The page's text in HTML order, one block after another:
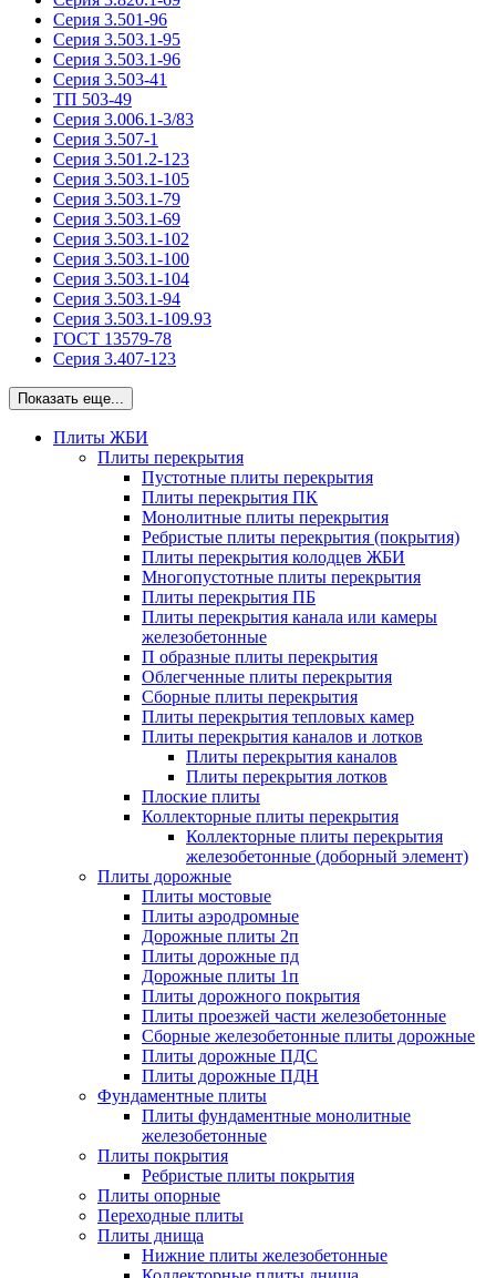
Серия 3.501-96
Серия 3.503.1-95
Серия 3.503.1-96
Серия 3.503-41
ТП 503-49
Серия 3.006.1-3/83
Серия 3.507-1
Серия 3.501.2-123
Серия 3.503.1-105
Серия 3.503.1-79
Серия 3.503.1-69
Серия 3.503.1-102
Серия 3.503.1-100
Серия 3.503.1-104
Серия 3.503.1-94
Серия 3.503.1-109.93
ГОСТ 13579-78
Серия 3.407-123
Показать еще...
Плиты ЖБИ
Плиты перекрытия
Пустотные плиты перекрытия
Плиты перекрытия ПК
Монолитные плиты перекрытия
Ребристые плиты перекрытия (покрытия)
Плиты перекрытия колодцев ЖБИ
Многопустотные плиты перекрытия
Плиты перекрытия ПБ
Плиты перекрытия канала или камеры
железобетонные
П образные плиты перекрытия
Облегченные плиты перекрытия
Сборные плиты перекрытия
Плиты перекрытия тепловых камер
Плиты перекрытия каналов и лотков
Плиты перекрытия каналов
Плиты перекрытия лотков
Плоские плиты
Коллекторные плиты перекрытия
Коллекторные плиты перекрытия
железобетонные (доборный элемент)
Плиты дорожные
Плиты мостовые
Плиты аэродромные
Дорожные плиты 2п
Плиты дорожные пд
Дорожные плиты 1п
Плиты дорожного покрытия
Плиты проезжей части железобетонные
Сборные железобетонные плиты дорожные
Плиты дорожные ПДС
Плиты дорожные ПДН
Фундаментные плиты
Плиты фундаментные монолитные
железобетонные
Плиты покрытия
Ребристые плиты покрытия
Плиты опорные
Переходные плиты
Плиты днища
Нижние плиты железобетонные